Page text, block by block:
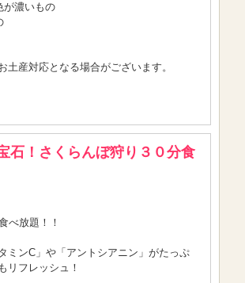
が濃いもの
産対応となる場合がございます。
石！さくらんぼ狩り３０分食
べ放題！！
ミンC」や「アントシアニン」がたっぷ
リフレッシュ！